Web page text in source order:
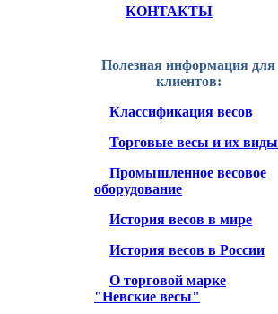
КОНТАКТЫ
Полезная информация для
клиентов:
Классификация весов
Торговые весы и их виды
Промышленное весовое
оборудование
История весов в мире
История весов в России
О торговой марке
"Невские весы"